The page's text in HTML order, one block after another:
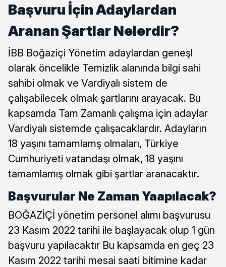
Başvuru İçin Adaylardan
Aranan Şartlar Nelerdir?
İBB Boğaziçi Yönetim adaylardan geneşl
olarak öncelikle Temizlik alanında bilgi sahi
sahibi olmak ve Vardiyalı sistem de
çalışabilecek olmak şartlarını arayacak. Bu
kapsamda Tam Zamanlı çalışma için adaylar
Vardiyalı sistemde çalışacaklardır. Adayların
18 yaşını tamamlamş olmaları, Türkiye
Cumhuriyeti vatandaşı olmak, 18 yaşını
tamamlamış olmak gibi şartlar aranacaktır.
Başvurular Ne Zaman Yaapılacak?
BOĞAZİÇİ yönetim personel alımı başvurusu
23 Kasım 2022 tarihi ile başlayacak olup 1 gün
başvuru yapılacaktır Bu kapsamda en geç 23
Kasım 2022 tarihi mesai saati bitimine kadar